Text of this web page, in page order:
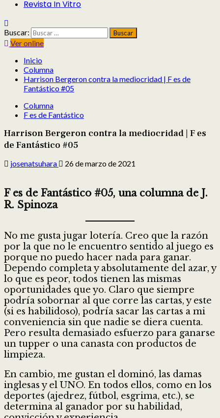
Revista In Vitro
Buscar:
Ver online
Inicio
Columna
Harrison Bergeron contra la mediocridad | F es de
Fantástico #05
Columna
F es de Fantástico
Harrison Bergeron contra la mediocridad | F es
de Fantástico #05
josenatsuhara 26 de marzo de 2021
F es de Fantástico #05, una columna de J.
R. Spinoza
No me gusta jugar lotería. Creo que la razón
por la que no le encuentro sentido al juego es
porque no puedo hacer nada para ganar.
Dependo completa y absolutamente del azar, y
lo que es peor, todos tienen las mismas
oportunidades que yo. Claro que siempre
podría sobornar al que corre las cartas, y este
(si es habilidoso), podría sacar las cartas a mi
conveniencia sin que nadie se diera cuenta.
Pero resulta demasiado esfuerzo para ganarse
un tupper o una canasta con productos de
limpieza.
En cambio, me gustan el dominó, las damas
inglesas y el UNO. En todos ellos, como en los
deportes (ajedrez, fútbol, esgrima, etc.), se
determina al ganador por su habilidad,